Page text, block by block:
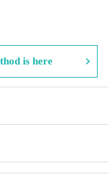
is here